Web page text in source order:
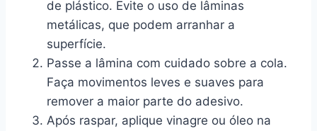
de plástico. Evite o uso de lâminas
metálicas, que podem arranhar a
superfície.
Passe a lâmina com cuidado sobre a cola.
Faça movimentos leves e suaves para
remover a maior parte do adesivo.
Após raspar, aplique vinagre ou óleo na